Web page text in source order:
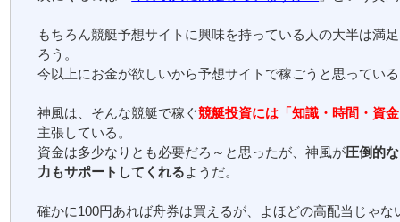
もちろん競艇予想サイトに興味を持っている人の大半は満
ろう。
今以上にお金が欲しいから予想サイトで稼ごうと思ってい
神風は、そんな競艇で稼ぐ競艇投資には「知識・時間・資
主張している。
資金は多少なりとも必要だろ～と思ったが、神風が圧倒的
力もサポートしてくれるようだ。
確かに100円あれば舟券は買えるが、よほどの高配当じゃな